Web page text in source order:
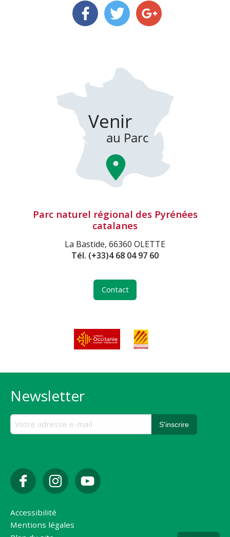
Parc naturel régional des Pyrénées
catalanes
La Bastide, 66360 OLETTE
Tél. (+33)4 68 04 97 60
Contact
Newsletter
Accessibilité
Mentions légales